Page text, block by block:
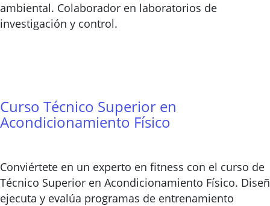
ambiental. Colaborador en laboratorios de
investigación y control.
Curso Técnico Superior en
Acondicionamiento Físico
Conviértete en un experto en fitness con el curso de
Técnico Superior en Acondicionamiento Físico.
ejecuta y evalúa programas de entrenamiento